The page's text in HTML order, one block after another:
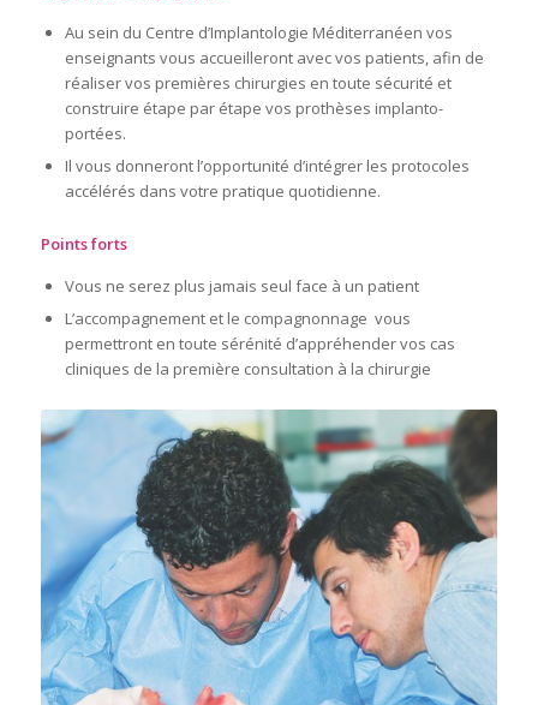
Au sein du Centre d’Implantologie Méditerranéen vos
enseignants vous accueilleront avec vos patients, afin de
réaliser vos premières chirurgies en toute sécurité et
construire étape par étape vos prothèses implanto-
portées.
Il vous donneront l’opportunité d’intégrer les protocoles
accélérés dans votre pratique quotidienne.
Points forts
Vous ne serez plus jamais seul face à un patient
L’accompagnement et le compagnonnage vous
permettront en toute sérénité d’appréhender vos cas
cliniques de la première consultation à la chirurgie